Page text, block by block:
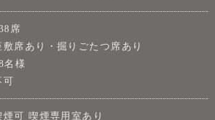
席
敷席あり・掘りごたつ席あり
名様
可
煙可 喫煙専用室あり